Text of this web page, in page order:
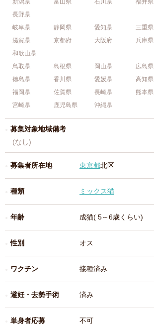
新潟県 富山県 石川県 福井県
長野県
岐阜県
静岡県 愛知県
三重県
滋賀県
京都府 大阪府 兵庫県
和歌山県
鳥取県
島根県 岡山県 広島県
徳島県
香川県 愛媛県
高知県
福岡県
佐賀県 長崎県 熊本県
宮崎県
鹿児島県 沖縄県
募集対象地域備考
(なし)
募集者所在地 東京都北区
種類 ミックス猫
年齢 成猫( 5～6歳くらい)
性別 オス
ワクチン 接種済み
避妊・去勢手術 済み
単身者応募 不可